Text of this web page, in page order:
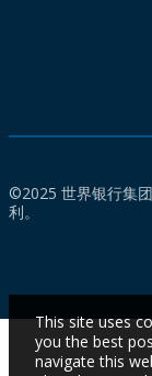
©2025 世界银行集
利。
This site uses
you the best
navigate this